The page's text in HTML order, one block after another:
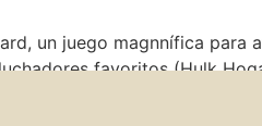
un juego magnnífica
favoritos (Hulk